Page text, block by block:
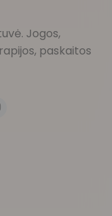
Jogos,
paskaitos